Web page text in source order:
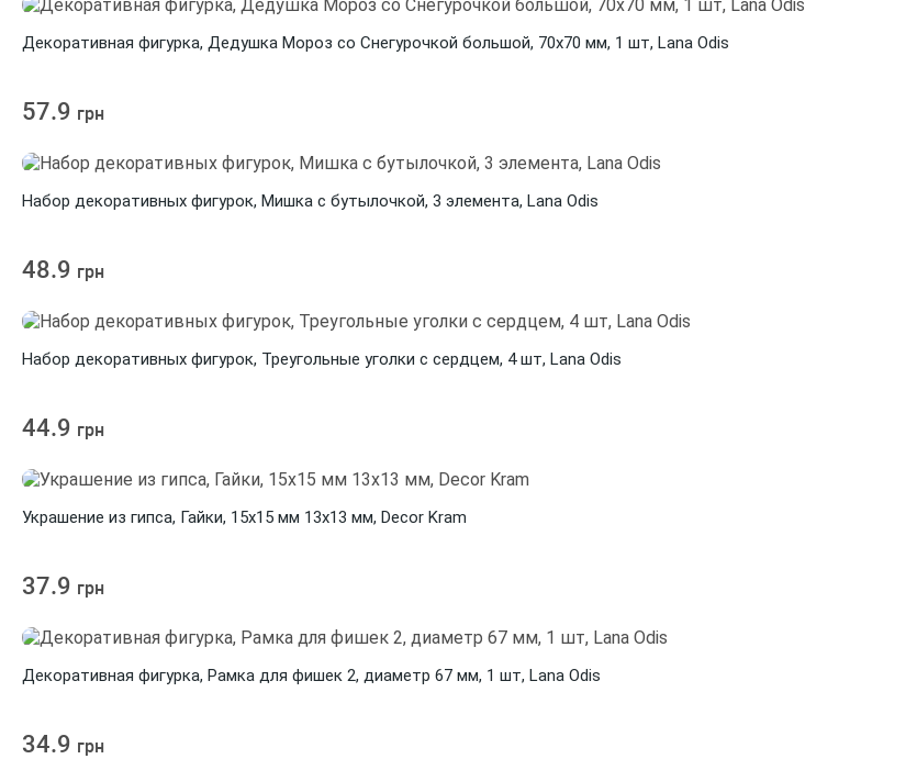
Декоративная фигурка, Дедушка Мороз со Снегурочкой большой, 70x70 мм, 1 шт, Lana Odis
57.9 грн
Набор декоративных фигурок, Мишка с бутылочкой, 3 элемента, Lana Odis
48.9 грн
Набор декоративных фигурок, Треугольные уголки с сердцем, 4 шт, Lana Odis
44.9 грн
Украшение из гипса, Гайки, 15х15 мм 13х13 мм, Decor Kram
37.9 грн
Декоративная фигурка, Рамка для фишек 2, диаметр 67 мм, 1 шт, Lana Odis
34.9 грн